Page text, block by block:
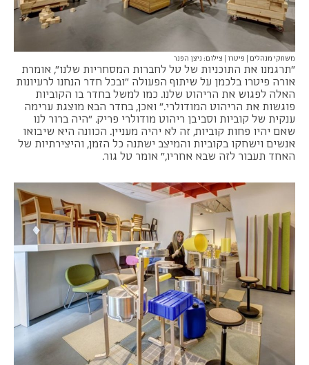
משחקי מנהלים | פיטרו | צילום: ניצן הפנר
"תרגמנו את התוכניות של טל לחברות המסחריות שלנו", אומרת
אורה פיטרו בלכמן על שיתוף הפעולה "ובכל חדר הנחנו לרעיונות
האלה לפגוש את הריהוט שלנו. כמו למשל בחדר בו הקוביות
פוגשות את הריהוט המודולרי." ואכן, בחדר הבא מוצגת ערימה
ענקית של קוביות וסביבן ריהוט מודולרי פריק. "היה ברור לנו
שאם יהיו פחות קוביות, זה לא יהיה מעניין. הכוונה היא שיבואו
אנשים וישחקו בקוביות והמיצב ישתנה כל הזמן, והיצירתיות של
האחד תעבור לזה שבא אחריו," אומר טל גור.